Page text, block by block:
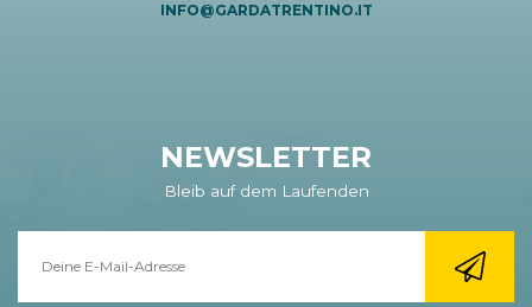
INFO@GARDATRENTINO.IT
NEWSLETTER
Bleib auf dem Laufenden